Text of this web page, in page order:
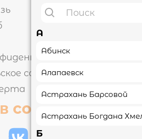
А
Абинск
Алапаевск
Астрахань Барсовой
Астрахань Богдана
Б
соглашение
соцсетях